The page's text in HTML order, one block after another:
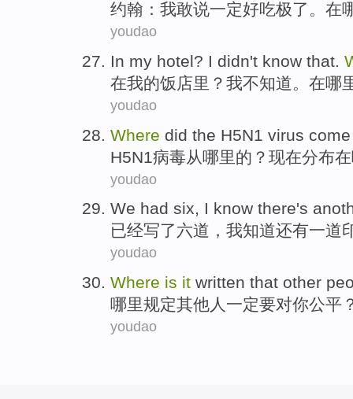
约翰 ： 我敢说一定好吃极了。在
youdao
In my hotel? I didn't know that.
在我的饭店里 ？ 我不知道。在哪
youdao
Where did the H5N1 virus
H5N1病毒从哪里的？ 现在分布
youdao
We had six, I know there's
已经写了六道 ， 我知道还有一道
youdao
Where is it written that other
哪里规定其他人 一定要对你公平
youdao